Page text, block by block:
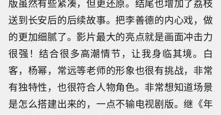
版虽然有些紧凑，但更还原。结尾也增加了荔枝
送到长安后的后续故事。把李善德的内心戏，做
的更加细腻了。影片最大的亮点就是画面冲击力
很强！结合很多高潮情节，让我身临其境。白
客，杨幂，常远等老师的形象也很有挑战，非常
有独特性，也很符合人物角色。非常想知道场景
是怎么搭建出来的，一点不输电视剧版。继《年